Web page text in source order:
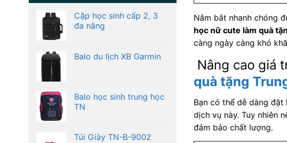
Cặp học sinh cấp 2, 3
đa năng
Balo du lịch XB Garmin
Balo học sinh trung học
TN
Túi Giày TN-B-9002
Nắm bắt nhanh chóng
học nữ cute làm quà
càng ngày càng khó
Nâng cao giá
quà tặng
Bạn có thể dễ dàng đặt
dịch vụ này. Tuy nhiên
đảm bảo chất lượng.